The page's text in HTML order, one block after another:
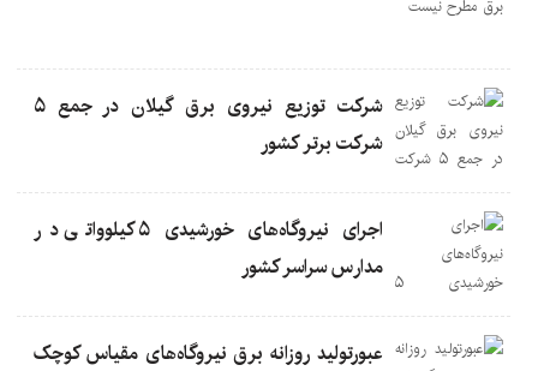
شرکت توزیع نیروی برق گیلان در جمع ۵
شركت برتر كشور
اجرای نیروگاه‌های خورشیدی ۵ کیلوواتی در
مدارس سراسر کشور
عبورتولید روزانه برق نیروگاه‌های مقیاس کوچک